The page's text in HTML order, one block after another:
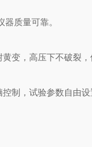
质量可靠。
变，高压下不破裂，
制，试验参数自由设